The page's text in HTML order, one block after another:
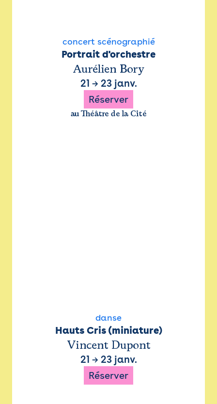
concert scénographié
Portrait d'orchestre
Aurélien Bory
21 → 23 janv.
Réserver
au Théâtre de la Cité
danse
Hauts Cris (miniature)
Vincent Dupont
21 → 23 janv.
Réserver